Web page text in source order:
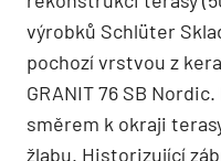
výrobků Schlüter
pochozí vrstvou z
GRANIT 76 SB
směrem k okraji
žlabu. Historizující